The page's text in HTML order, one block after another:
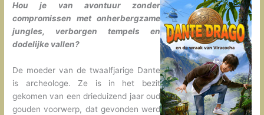
Hou je van avontuur zonder
compromissen met onherbergzame
jungles, verborgen tempels en
dodelijke vallen?
De moeder van de twaalfjarige Dante
is archeologe. Ze is in het bezit
gekomen van een drieduizend jaar oud
gouden voorwerp, dat gevonden werd